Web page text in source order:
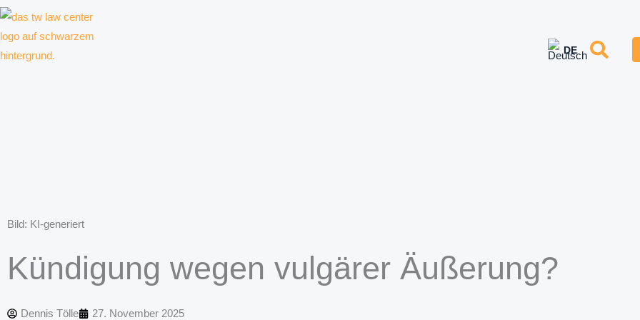
Zum
Bild: KI-generiert
Kündigung wegen vulgärer Äußerung?
Dennis Tölle 27. November 2025